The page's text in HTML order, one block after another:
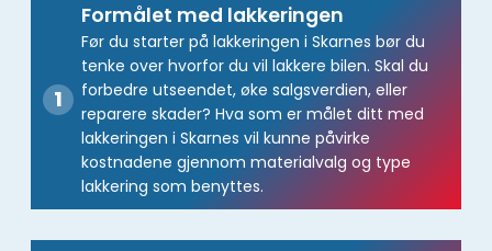
Formålet med lakkeringen
Før du starter på lakkeringen i Skarnes bør du
tenke over hvorfor du vil lakkere bilen. Skal du
forbedre utseendet, øke salgsverdien, eller
reparere skader? Hva som er målet ditt med
lakkeringen i Skarnes vil kunne påvirke
kostnadene gjennom materialvalg og type
lakkering som benyttes.